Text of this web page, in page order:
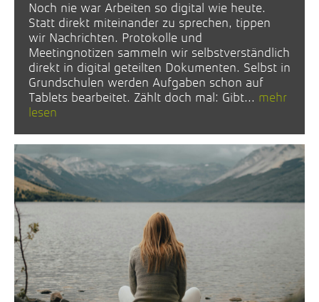
Noch nie war Arbeiten so digital wie heute.
Statt direkt miteinander zu sprechen, tippen
wir Nachrichten. Protokolle und
Meetingnotizen sammeln wir selbstverständlich
direkt in digital geteilten Dokumenten. Selbst in
Grundschulen werden Aufgaben schon auf
Tablets bearbeitet. Zählt doch mal: Gibt... mehr
lesen